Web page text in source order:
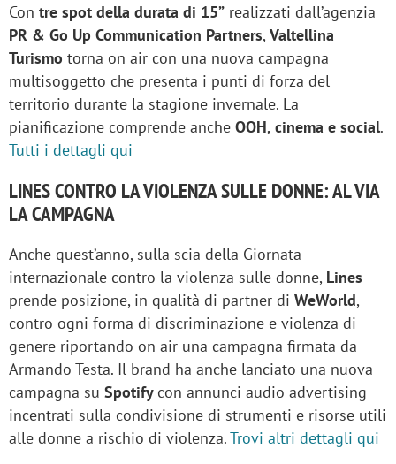
Con tre spot della durata di 15” realizzati dall’agenzia
PR & Go Up Communication Partners,Valtellina
Turismo torna on air con una nuova campagna
multisoggetto che presenta i punti di forza del
territorio durante la stagione invernale. La
pianificazione comprende anche OOH, cinema e social.
Tutti i dettagli qui
LINES CONTRO LA VIOLENZA SULLE DONNE: AL VIA
LA CAMPAGNA
Anche quest’anno, sulla scia della Giornata
internazionale contro la violenza sulle donne, Lines
prende posizione, in qualità di partner di WeWorld,
contro ogni forma di discriminazione e violenza di
genere riportando on air una campagna firmata da
Armando Testa. Il brand ha anche lanciato una nuova
campagna su Spotify con annunci audio advertising
incentrati sulla condivisione di strumenti e risorse utili
alle donne a rischio di violenza.Trovi altri dettagli qui